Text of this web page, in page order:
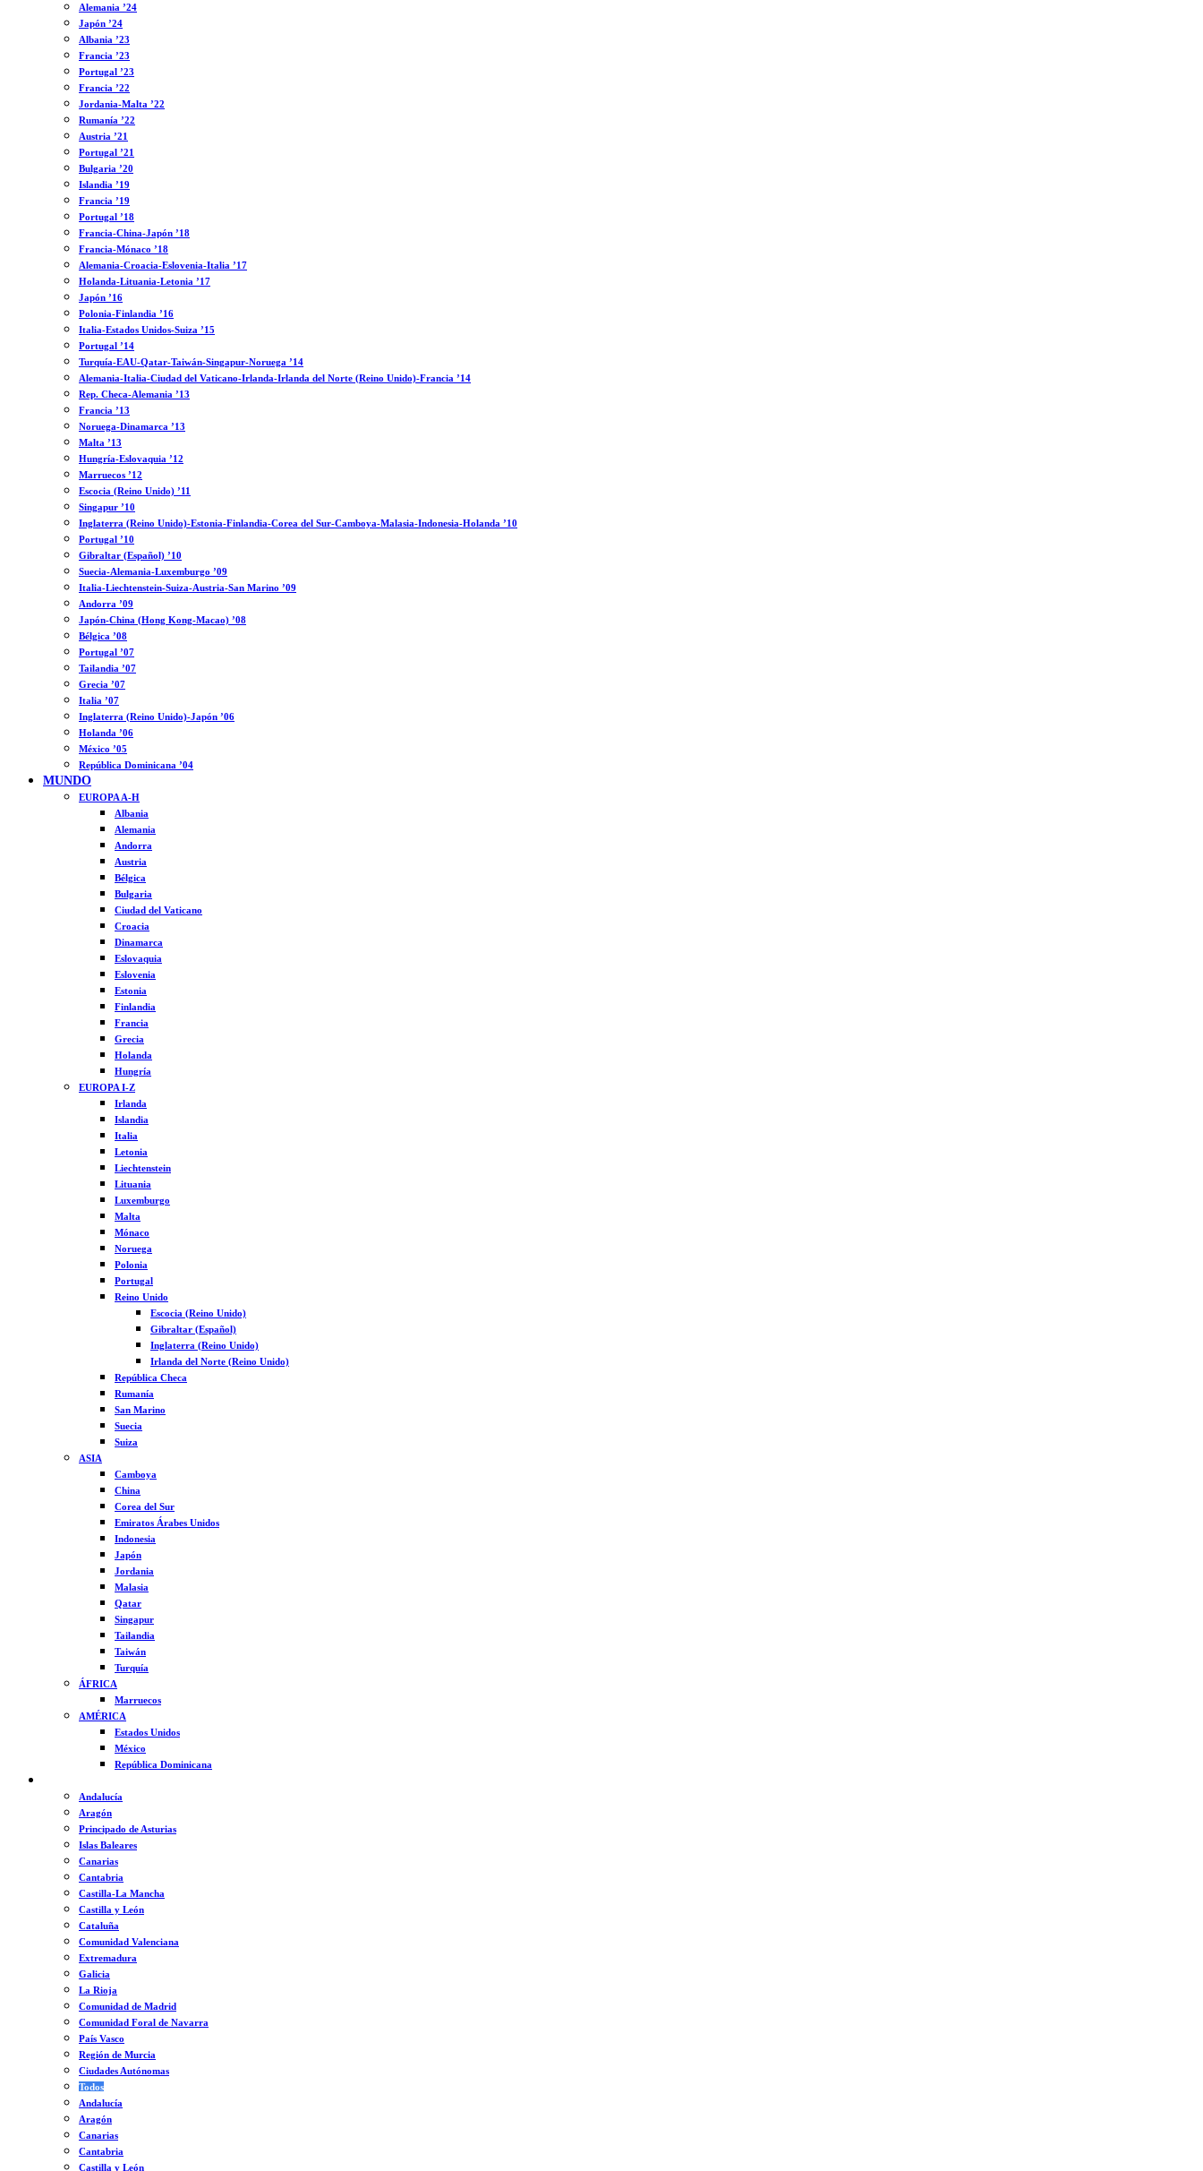
Alemania ’24
Japón ’24
Albania ’23
Francia ’23
Portugal ’23
Francia ’22
Jordania-Malta ’22
Rumanía ’22
Austria ’21
Portugal ’21
Bulgaria ’20
Islandia ’19
Francia ’19
Portugal ’18
Francia-China-Japón ’18
Francia-Mónaco ’18
Alemania-Croacia-Eslovenia-Italia ’17
Holanda-Lituania-Letonia ’17
Japón ’16
Polonia-Finlandia ’16
Italia-Estados Unidos-Suiza ’15
Portugal ’14
Turquía-EAU-Qatar-Taiwán-Singapur-Noruega ’14
Alemania-Italia-Ciudad del Vaticano-Irlanda-Irlanda del Norte (Reino Unido)-Francia ’14
Rep. Checa-Alemania ’13
Francia ’13
Noruega-Dinamarca ’13
Malta ’13
Hungría-Eslovaquia ’12
Marruecos ’12
Escocia (Reino Unido) ’11
Singapur ’10
Inglaterra (Reino Unido)-Estonia-Finlandia-Corea del Sur-Camboya-Malasia-Indonesia-Holanda ’10
Portugal ’10
Gibraltar (Español) ’10
Suecia-Alemania-Luxemburgo ’09
Italia-Liechtenstein-Suiza-Austria-San Marino ’09
Andorra ’09
Japón-China (Hong Kong-Macao) ’08
Bélgica ’08
Portugal ’07
Tailandia ’07
Grecia ’07
Italia ’07
Inglaterra (Reino Unido)-Japón ’06
Holanda ’06
México ’05
República Dominicana ’04
MUNDO
EUROPA A-H
Albania
Alemania
Andorra
Austria
Bélgica
Bulgaria
Ciudad del Vaticano
Croacia
Dinamarca
Eslovaquia
Eslovenia
Estonia
Finlandia
Francia
Grecia
Holanda
Hungría
EUROPA I-Z
Irlanda
Islandia
Italia
Letonia
Liechtenstein
Lituania
Luxemburgo
Malta
Mónaco
Noruega
Polonia
Portugal
Reino Unido
Escocia (Reino Unido)
Gibraltar (Español)
Inglaterra (Reino Unido)
Irlanda del Norte (Reino Unido)
República Checa
Rumanía
San Marino
Suecia
Suiza
ASIA
Camboya
China
Corea del Sur
Emiratos Árabes Unidos
Indonesia
Japón
Jordania
Malasia
Qatar
Singapur
Tailandia
Taiwán
Turquía
ÁFRICA
Marruecos
AMÉRICA
Estados Unidos
México
República Dominicana
Andalucía
Aragón
Principado de Asturias
Islas Baleares
Canarias
Cantabria
Castilla-La Mancha
Castilla y León
Cataluña
Comunidad Valenciana
Extremadura
Galicia
La Rioja
Comunidad de Madrid
Comunidad Foral de Navarra
País Vasco
Región de Murcia
Ciudades Autónomas
Todos
Andalucía
Aragón
Canarias
Cantabria
Castilla y León